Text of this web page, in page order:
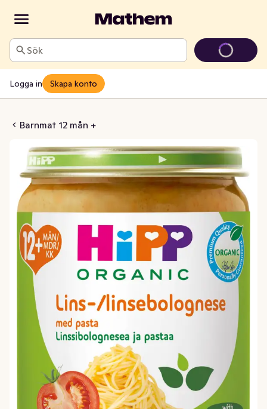
Sök
Logga in Skapa konto
Barnmat 12 mån +
med Pasta 12M